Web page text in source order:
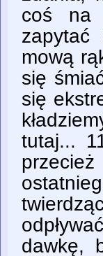
coś na
mową
się
się
tutaj...
dawkę,